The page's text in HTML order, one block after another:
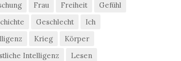
Frau Freiheit
Gefühl
Geschlecht
Ich
Krieg
Körper
Intelligenz
Lesen